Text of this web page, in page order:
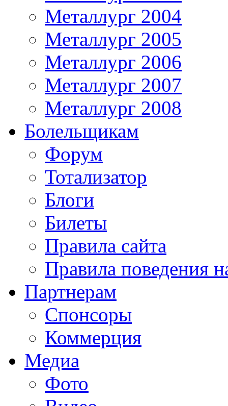
Металлург 2004
Металлург 2005
Металлург 2006
Металлург 2007
Металлург 2008
Болельщикам
Форум
Тотализатор
Блоги
Билеты
Правила сайта
Правила поведения
Партнерам
Спонсоры
Коммерция
Медиа
Фото